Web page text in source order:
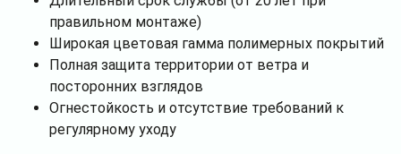
правильном монтаже)
Широкая цветовая гамма полимерных покрытий
Полная защита территории от ветра и
посторонних взглядов
Огнестойкость и отсутствие требований к
регулярному уходу